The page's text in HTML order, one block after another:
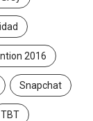
2016
Snapchat
TBT